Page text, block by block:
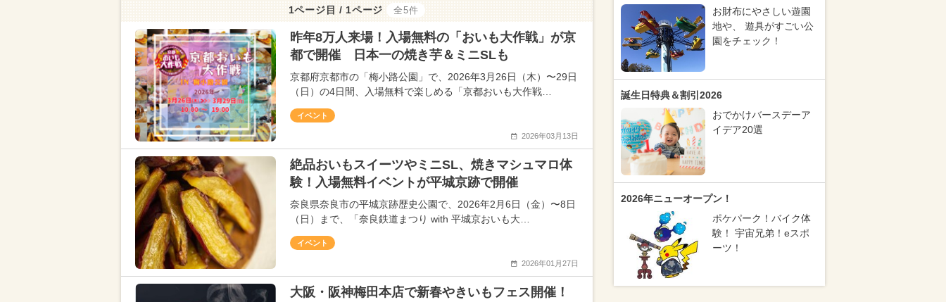
1ページ目 / 1ページ 全5件
昨年8万人来場！入場無料の「おいも大作戦」が京
都で開催 日本一の焼き芋＆ミニSLも
京都府京都市の「梅小路公園」で、2026年3月26日（木）〜29日
（日）の4日間、入場無料で楽しめる「京都おいも大作戦…
イベント
2026年03月13日
絶品おいもスイーツやミニSL、焼きマシュマロ体
験！入場無料イベントが平城京跡で開催
奈良県奈良市の平城京跡歴史公園で、2026年2月6日（金）〜8日
（日）まで、「奈良鉄道まつり with 平城京おいも大…
イベント
2026年01月27日
大阪・阪神梅田本店で新春やきいもフェス開催！
お財布にやさしい遊園
地や、 遊具がすごい公
園をチェック！
誕生日特典＆割引2026
おでかけバースデーア
イデア20選
2026年ニューオープン！
ポケパーク！バイク体
験！ 宇宙兄弟！eスポ
ーツ！